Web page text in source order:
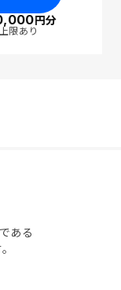
円分
限あり
ある